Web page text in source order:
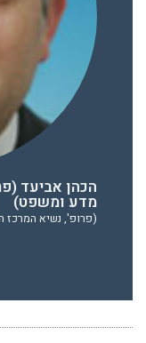
הכהן אביעד
מדע ומשפט)
(פרופ', נשיא